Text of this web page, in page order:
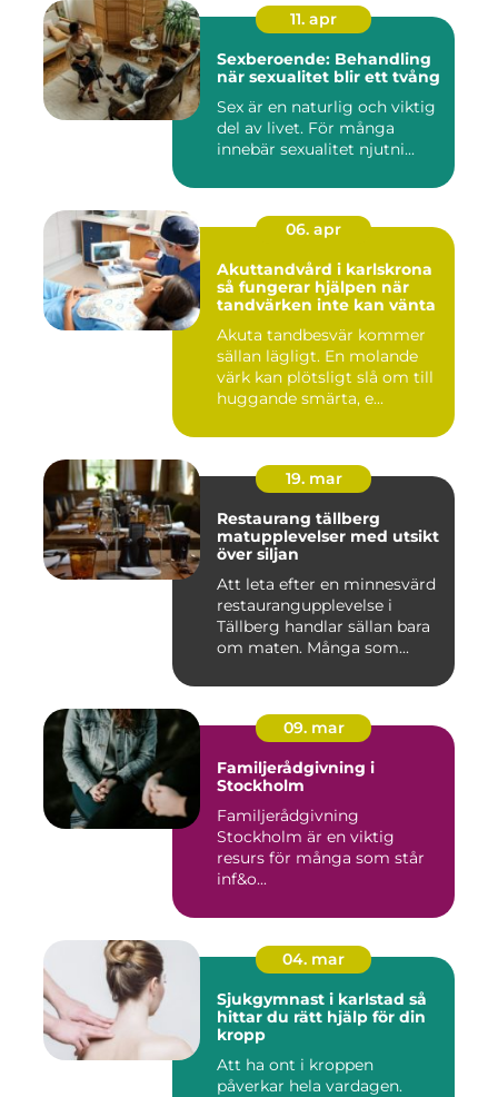
11. apr
Sexberoende: Behandling
när sexualitet blir ett tvång
Sex är en naturlig och viktig
del av livet. För många
innebär sexualitet njutni...
06. apr
Akuttandvård i karlskrona
så fungerar hjälpen när
tandvärken inte kan vänta
Akuta tandbesvär kommer
sällan lägligt. En molande
värk kan plötsligt slå om till
huggande smärta, e...
19. mar
Restaurang tällberg
matupplevelser med utsikt
över siljan
Att leta efter en minnesvärd
restaurangupplevelse i
Tällberg handlar sällan bara
om maten. Många som...
09. mar
Familjerådgivning i
Stockholm
Familjerådgivning
Stockholm är en viktig
resurs för många som står
inf&o...
04. mar
Sjukgymnast i karlstad så
hittar du rätt hjälp för din
kropp
Att ha ont i kroppen
påverkar hela vardagen.